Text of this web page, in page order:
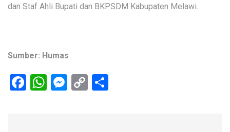
dan Staf Ahli Bupati dan BKPSDM Kabupaten Melawi.
Sumber: Humas
Facebook
WhatsApp
Messenger
Copy